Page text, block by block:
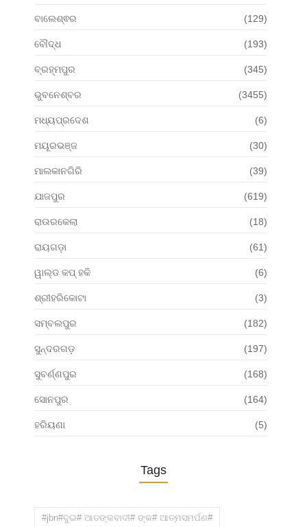
ବାଲେଶ୍ଵର (129)
ବୌଦ୍ଧ (193)
ବ୍ରହ୍ମପୁର (345)
ଭୁବନେଶ୍ବର (3455)
ମଧ୍ୟପ୍ରଦେଶ (6)
ମୟୂରଭଞ୍ଜ (30)
ମାଲକାନଗିରି (39)
ଯାଜପୁର (619)
ରାଉରକେଲା (18)
ରାୟଗଡ଼ା (61)
ୱାଲ୍ଡ କପ୍ ହକି (6)
ଶ୍ରୀହରିକୋଟା (3)
ସମ୍ବଲପୁର (182)
ସୁନ୍ଦରଗଡ଼ (197)
ସୁବର୍ଣ୍ଣପୁର (168)
ସୋନପୁର (164)
ହରିୟଣା (5)
Tags
#jbn#ଦୁଇ# ଆତଙ୍କବାଦୀ# ଙ୍କ# ଆତ୍ମସମର୍ପଣ#